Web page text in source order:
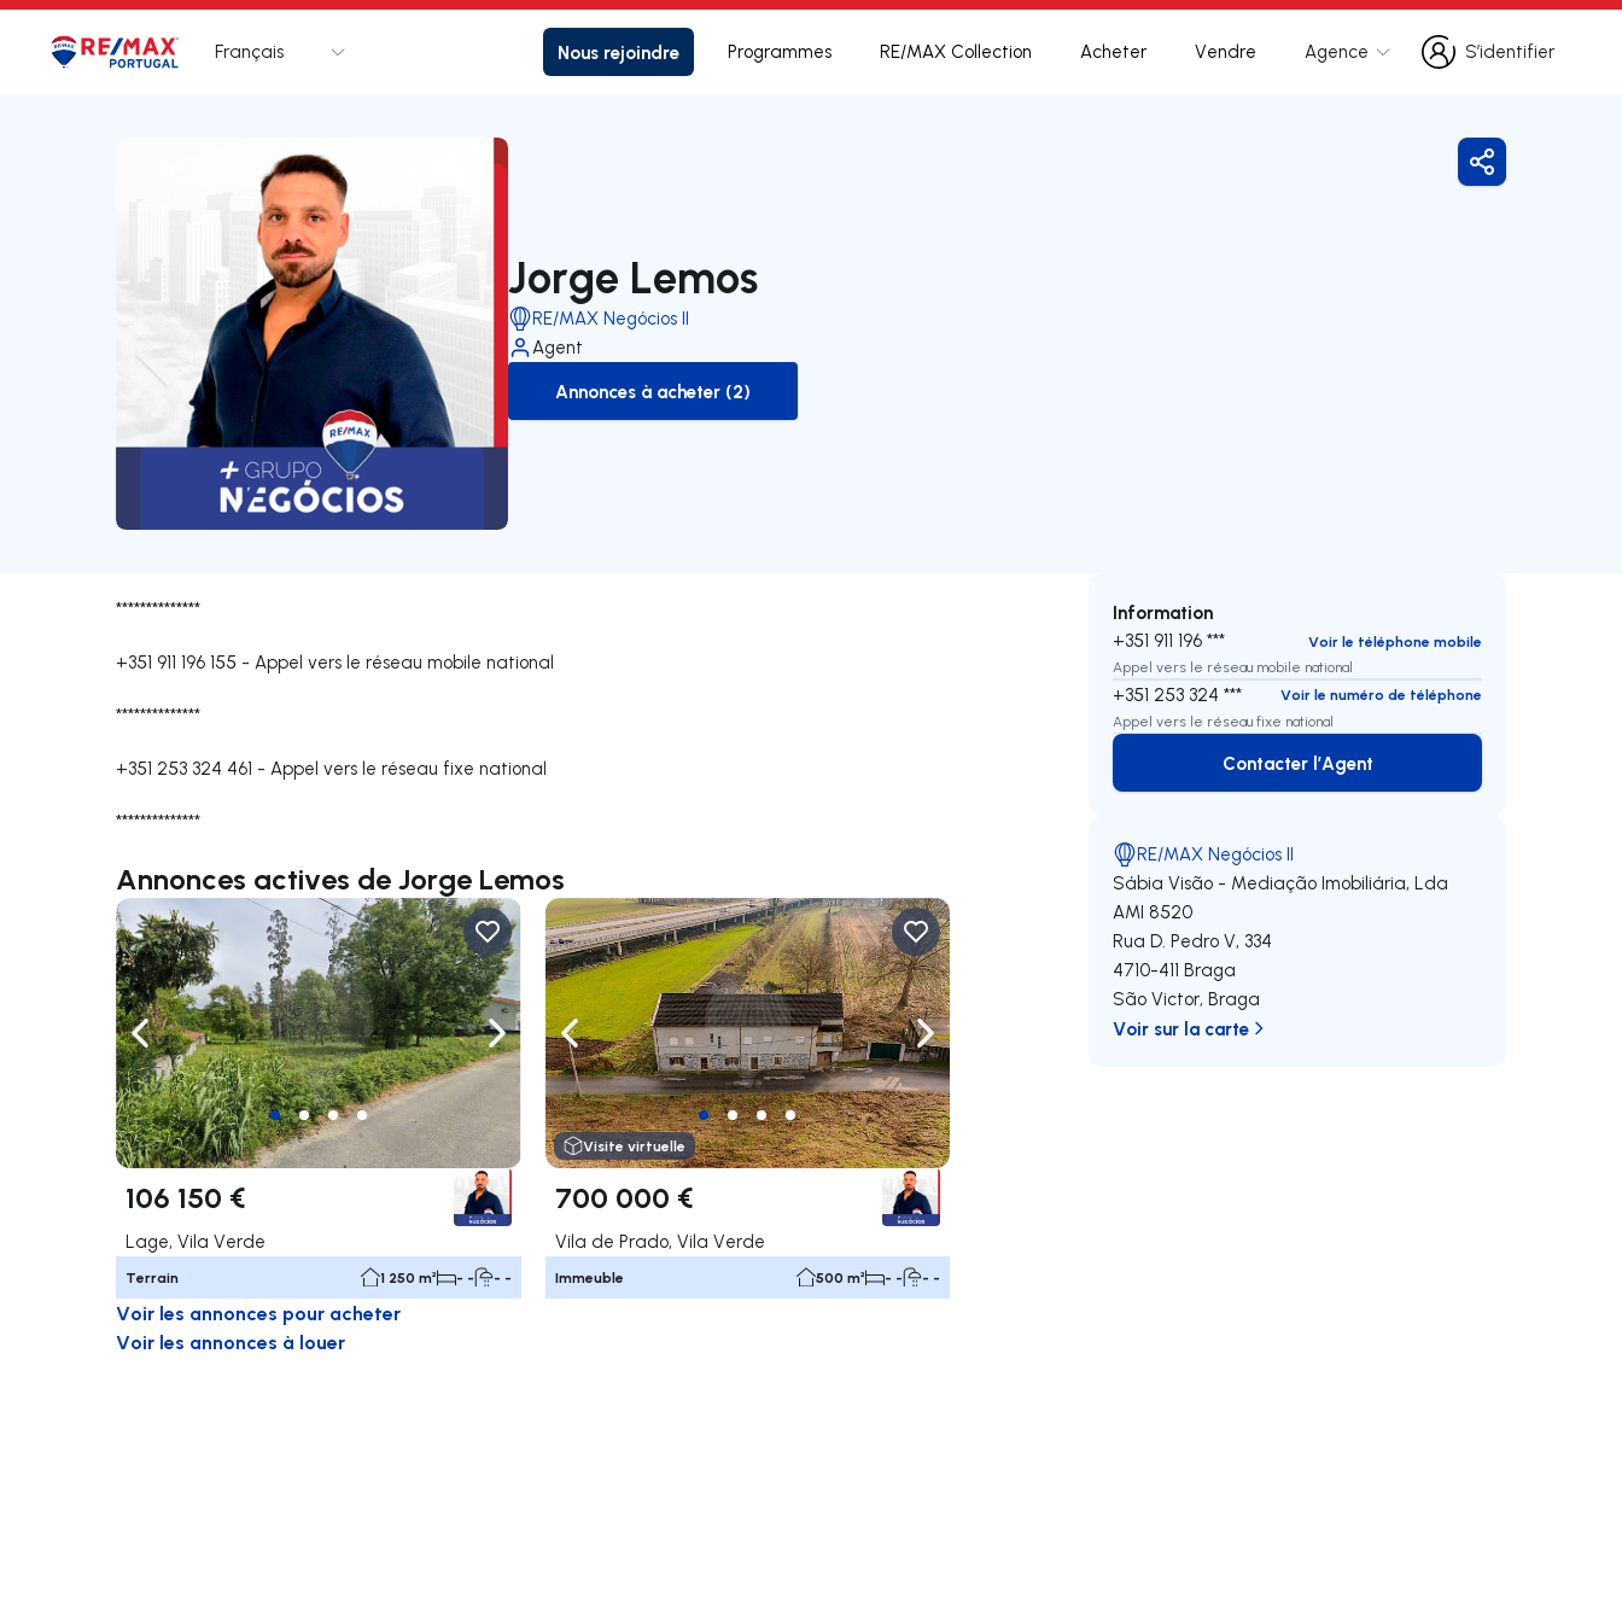
Logo Aller à la page d’accueil
Français Nous rejoindre Programmes RE/MAX Collection Acheter Vendre Agence
S’identifier
S’identifier
Jorge Lemos
RE/MAX Negócios II
Agent
to-buy-listing
Annonces à acheter (2)
Partager
**************
+351 911 196 155 - Appel vers le réseau mobile national
**************
+351 253 324 461 - Appel vers le réseau fixe national
**************
Annonces actives de Jorge Lemos
Naviguer vers la gauche Naviguer vers la droite
106 150 €
Lage, Vila Verde
Terrain 1 250 m² - - - -
Naviguer vers la gauche Naviguer vers la droite
Visite virtuelle
700 000 €
Vila de Prado, Vila Verde
Immeuble 500 m² - - - -
Voir les annonces pour acheter
Voir les annonces à louer
Information
+351 911 196 ***
Voir le téléphone mobile
Appel vers le réseau mobile national
+351 253 324 ***
Voir le numéro de téléphone
Appel vers le réseau fixe national
Contacter l’Agent
Contacter l’Agent
RE/MAX Negócios II
Sábia Visão - Mediação Imobiliária, Lda
AMI 8520
Rua D. Pedro V, 334
4710-411 Braga
São Victor,Braga
Voir sur la carte